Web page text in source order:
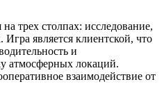
трех столпах: исследование,
является клиентской, что
и
атмосферных локаций.
взаимодействие от